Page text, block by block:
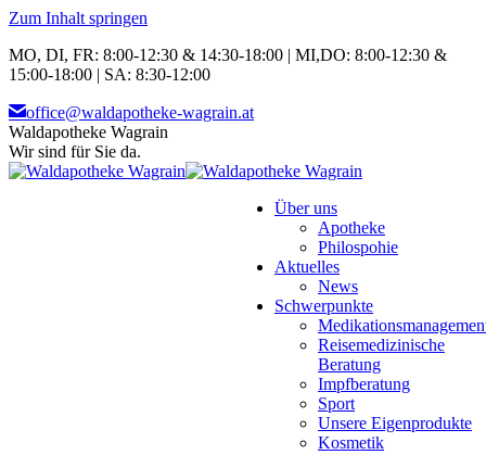
Zum Inhalt springen
MO, DI, FR: 8:00-12:30 & 14:30-18:00 | MI,DO: 8:00-12:30 &
15:00-18:00 | SA: 8:30-12:00
office@waldapotheke-wagrain.at
Waldapotheke Wagrain
Wir sind für Sie da.
Über uns
Apotheke
Philospohie
Aktuelles
News
Schwerpunkte
Reisemedizinische
Beratung
Impfberatung
Sport
Unsere Eigenprodukte
Kosmetik